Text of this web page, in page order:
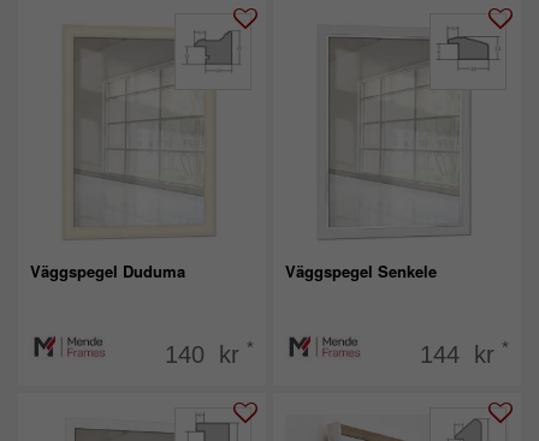
Väggspegel Duduma
140 kr *
Väggspegel Senkele
144 kr *